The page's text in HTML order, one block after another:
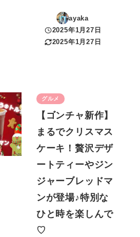
ayaka
投稿日
2025年1月27日
更新日
2025年1月27日
グルメ
【ゴンチャ新作】
まるでクリスマス
ケーキ！贅沢デザ
ートティーやジン
ジャーブレッドマ
ンが登場♪特別な
ひと時を楽しんで
♡